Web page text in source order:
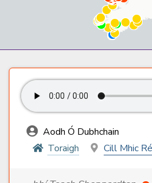
Aodh Ó Dubhchain
Toraigh
Cill Mhic